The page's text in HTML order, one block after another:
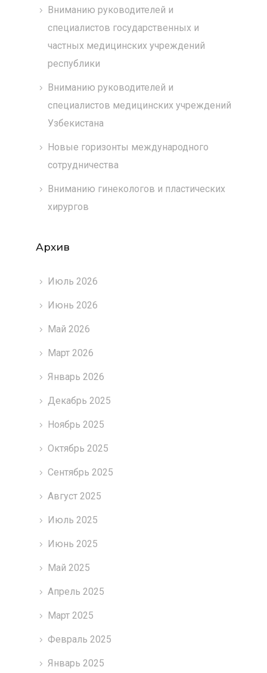
Вниманию руководителей и
специалистов государственных и
частных медицинских учреждений
республики
Вниманию руководителей и
специалистов медицинских учреждений
Узбекистана
Новые горизонты международного
сотрудничества
Вниманию гинекологов и пластических
хирургов
Архив
Июль 2026
Июнь 2026
Май 2026
Март 2026
Январь 2026
Декабрь 2025
Ноябрь 2025
Октябрь 2025
Сентябрь 2025
Август 2025
Июль 2025
Июнь 2025
Май 2025
Апрель 2025
Март 2025
Февраль 2025
Январь 2025